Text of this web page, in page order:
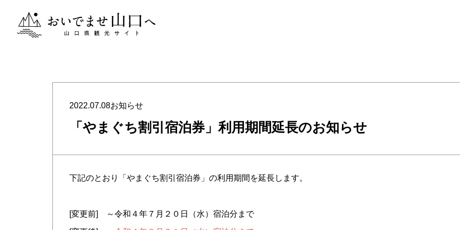
おいでませ山口へー山口県観光サイト
「やまぐち割引宿泊券」利用期間延長のお知らせ
2022.07.08お知らせ
下記のとおり「やまぐち割引宿泊券」の利用期間を延長します。
[変更前] ～令和４年７月２０日（水）宿泊分まで